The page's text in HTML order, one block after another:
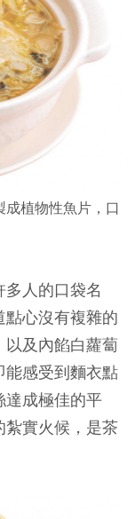
植物性魚片，口
人的口袋名
心沒有複雜的
及內餡白蘿蔔
能感受到麵衣點
達成極佳的平
紮實火候，是茶